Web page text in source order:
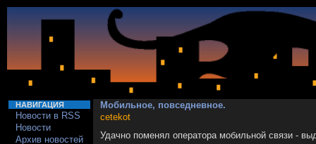
НАВИГАЦИЯ
Новости в RSS
Новости
Архив новостей
Мобильное, повседневное.
cetekot
Удачно поменял оператора мобильной связи -